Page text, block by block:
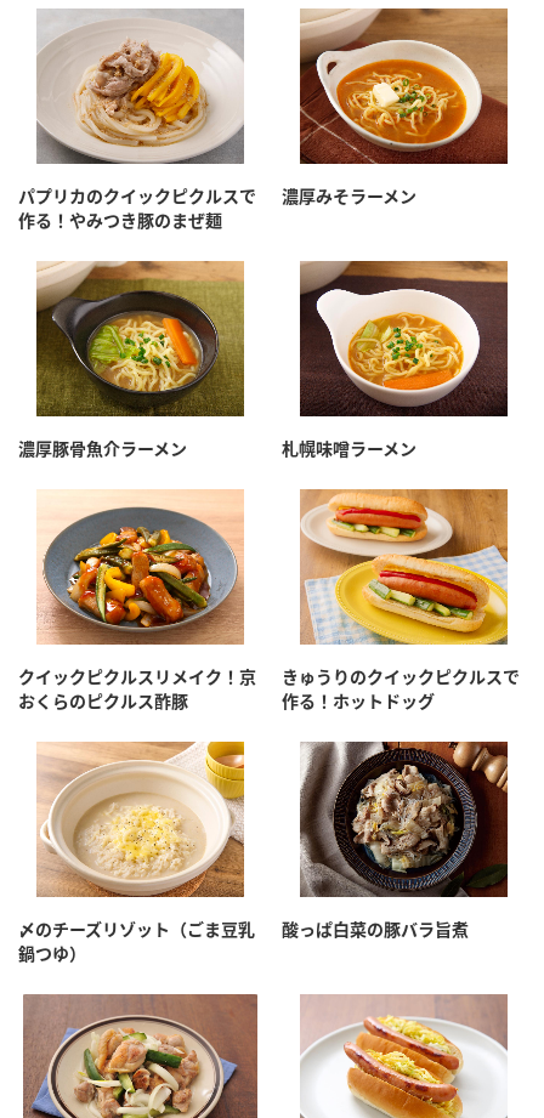
おすしの素
炊き込みご飯の素 米飯用調味液
納豆
鍋なび
納豆のサイト
PIN印
三ツ判山吹
千夜
お酢を知ろう！
すしラボ
ぽん酢サワー
納豆の豆知識
鍋奉行マニュアル
ミツカンのCM
ロングセラー商品 ＋ おすすめレシピ
人気商品 ＋ おすすめレシピ
ZENB initiative
MIM（ミツカンミュージアム）
各部門が大切にしていること
おいしさと健康への取り組み
キッザニア東京「ぽん酢工房」
お客様相談センター
お客様の声をいかしました
よくあるご質問
お問い合わせ
地図から取り扱い店舗を探す
ミツカン公式通販
検索
業務用サイト ミツカングループについて 製造所固有記号一覧
パプリカのクイックピクルスで
作る！やみつき豚のまぜ麺
濃厚みそラーメン
濃厚豚骨魚介ラーメン 札幌味噌ラーメン
クイックピクルスリメイク！京
おくらのピクルス酢豚
きゅうりのクイックピクルスで
作る！ホットドッグ
〆のチーズリゾット（ごま豆乳
鍋つゆ）
酸っぱ白菜の豚バラ旨煮